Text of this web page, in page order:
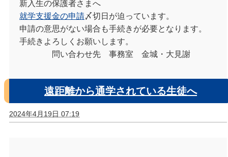
新入生の保護者さまへ
就学支援金の申請〆切日が迫っています。
申請の意思がない場合も手続きが必要となります。
手続きよろしくお願いします。
問い合わせ先 事務室 金城・大見謝
遠距離から通学されている生徒へ
2024年4月19日 07:19